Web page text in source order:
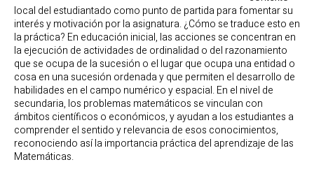
local del estudiantado como punto de partida para fomentar su
interés y motivación por la asignatura. ¿Cómo se traduce esto en
la práctica? En educación inicial, las acciones se concentran en
la ejecución de actividades de ordinalidad o del razonamiento
que se ocupa de la sucesión o el lugar que ocupa una entidad o
cosa en una sucesión ordenada y que permiten el desarrollo de
habilidades en el campo numérico y espacial. En el nivel de
secundaria, los problemas matemáticos se vinculan con
ámbitos científicos o económicos, y ayudan a los estudiantes a
comprender el sentido y relevancia de esos conocimientos,
reconociendo así la importancia práctica del aprendizaje de las
Matemáticas.